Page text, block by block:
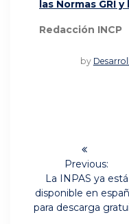
las Normas GRI y
Redacción INCP
by
entradas
Previous:
Previous
post:
La INPAS ya está
disponible en
para descarga